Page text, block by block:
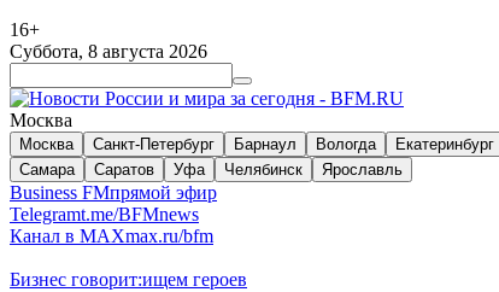
16+
Суббота, 8 августа 2026
Москва
Москва Санкт-Петербург Барнаул Вологда Екатеринбург
Самара
Саратов Уфа Челябинск Ярославль
Business FMпрямой эфир
Telegramt.me/BFMnews
Канал в MAXmax.ru/bfm
Бизнес говорит:ищем героев